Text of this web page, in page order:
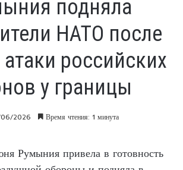
подняла
НАТО после
российских
у границы
06/2026 Время чтения: 1 минута
Румыния привела в готовность